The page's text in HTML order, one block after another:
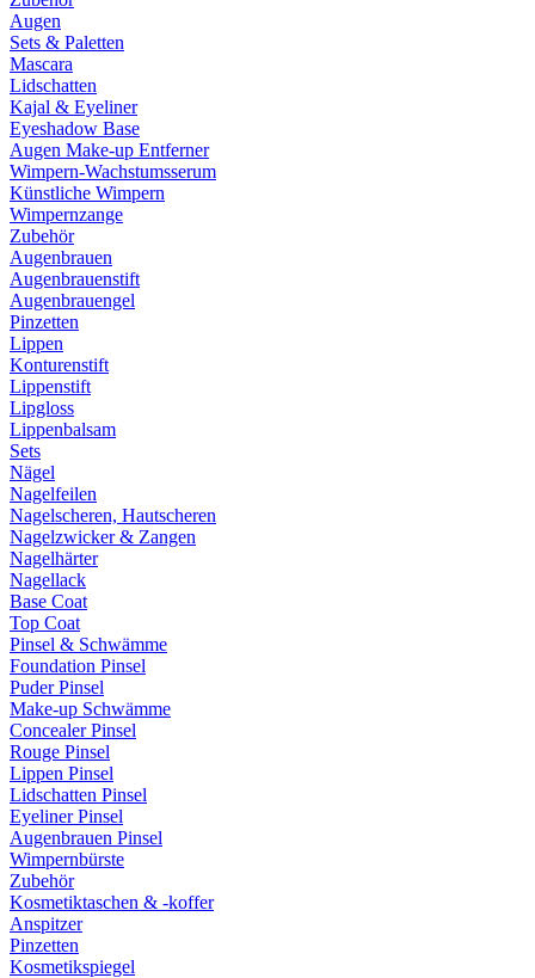
Augen
Sets & Paletten
Mascara
Lidschatten
Kajal & Eyeliner
Eyeshadow Base
Augen Make-up Entferner
Wimpern-Wachstumsserum
Künstliche Wimpern
Wimpernzange
Zubehör
Augenbrauen
Augenbrauenstift
Augenbrauengel
Pinzetten
Lippen
Konturenstift
Lippenstift
Lipgloss
Lippenbalsam
Sets
Nägel
Nagelfeilen
Nagelscheren, Hautscheren
Nagelzwicker & Zangen
Nagelhärter
Nagellack
Base Coat
Top Coat
Pinsel & Schwämme
Foundation Pinsel
Puder Pinsel
Make-up Schwämme
Concealer Pinsel
Rouge Pinsel
Lippen Pinsel
Lidschatten Pinsel
Eyeliner Pinsel
Augenbrauen Pinsel
Wimpernbürste
Zubehör
Kosmetiktaschen & -koffer
Anspitzer
Pinzetten
Kosmetikspiegel